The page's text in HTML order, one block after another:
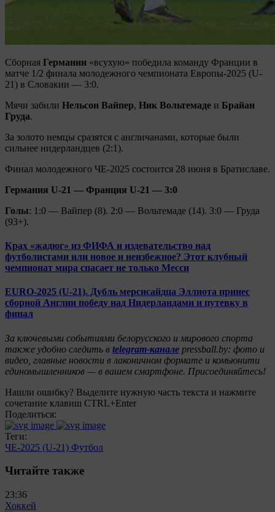
Сборная Германии «всухую» победила команду Франции в
матче 1/2 финала молодежного чемпионата Европы-2025 (U-
21) в Словакии — 3:0.
Мячи забили Нельсон Вайпер, Ник Вольтемаде и Брайан
Груда.
За золото немцы сразятся с англичанами, которые были
сильнее нидерландцев (2:1).
Финал молодежного ЧЕ-2025 состоится 28 июня в Братиславе.
Германия U-21 — Франция U-21 — 3:0
Голы: 1:0 — Вайпер (8). 2:0 — Вольтемаде (14). 3:0 — Груда
(93+).
Крах «жадюг» из ФИФА и издевательство над
футболистами или новое и неизбежное? Этот клубный
чемпионат мира спасает не только Месси
EURO-2025 (U-21). Дубль мерсисайдца Эллиота принес
сборной Англии победу над Нидерландами и путевку в
финал
За ключевыми событиями белорусского и мирового спорта
также удобно следить в telegram-канале pressball.by: фото и
видео, главные новости в лаконичном формате и комьюнити
единомышленников — в вашем смартфоне. Присоединяйтесь!
Нашли ошибку? Выделите нужную часть текста и нажмите
сочетание клавиш CTRL+Enter
Поделиться:
Теги:
ЧЕ-2025 (U-21) Футбол
Читайте также
23:36
Хоккей